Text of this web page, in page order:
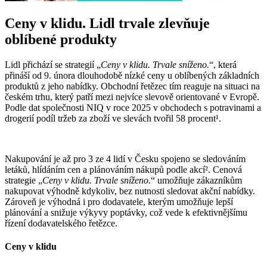
Ceny v klidu. Lidl trvale zlevňuje
oblíbené produkty
Lidl přichází se strategií „Ceny v klidu. Trvale sníženo.“, která
přináší od 9. února dlouhodobě nízké ceny u oblíbených základních
produktů z jeho nabídky. Obchodní řetězec tím reaguje na situaci na
českém trhu, který patří mezi nejvíce slevově orientované v Evropě.
Podle dat společnosti NIQ v roce 2025 v obchodech s potravinami a
drogerií podíl tržeb za zboží ve slevách tvořil 58 procent¹.
Nakupování je až pro 3 ze 4 lidí v Česku spojeno se sledováním
letáků, hlídáním cen a plánováním nákupů podle akcí². Cenová
strategie „Ceny v klidu. Trvale sníženo.“ umožňuje zákazníkům
nakupovat výhodně kdykoliv, bez nutnosti sledovat akční nabídky.
Zároveň je výhodná i pro dodavatele, kterým umožňuje lepší
plánování a snižuje výkyvy poptávky, což vede k efektivnějšímu
řízení dodavatelského řetězce.
Ceny v klidu